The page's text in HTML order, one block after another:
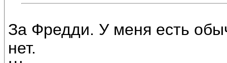
За Фредди. У меня есть
нет.